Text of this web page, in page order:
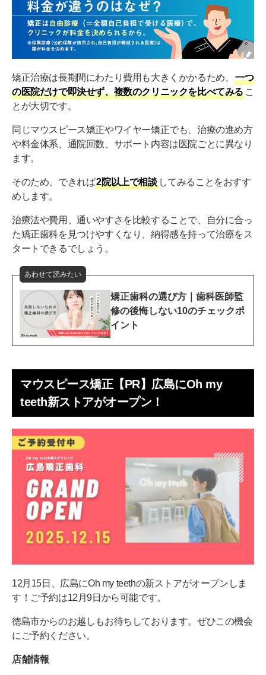
矯正治療は長期間にわたり費用も大きくかかるため、
一つ
の医院だけで即決せず、複数のクリニックを比べてみる こ
とが大切です。
同じマウスピース矯正やワイヤー矯正でも、治療の進め方
や料金体系、通院回数、サポート内容は医院ごとに異なり
ます。
そのため、できれば2院以上で相談 してみることをおすす
めします。
治療法や費用、通いやすさを比較することで、自分に合っ
た矯正歯科を見つけやすくなり、納得感を持って治療をス
タートできるでしょう。
あわせて読みたい
矯正歯科の選び方｜歯科医師監
修の後悔しない10のチェックポ
イント
マウスピース矯正【PR】広島にOh my
teeth新ストアがオープン！
12月15日、広島にOh my teethの新ストアがオープンしま
す！ご予約は12月9日から可能です。
徳島市からのお越しもお待ちしております。ぜひこの機会
にご予約ください。
店舗情報